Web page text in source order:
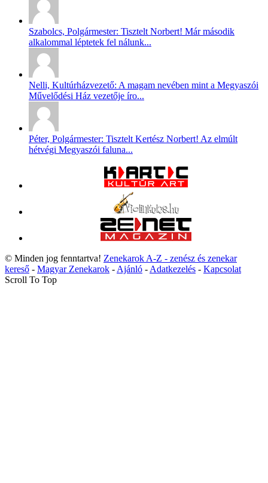
Szabolcs, Polgármester: Tisztelt Norbert! Már második
alkalommal léptetek fel nálunk...
Nelli, Kultúrházvezető: A magam nevében mint a Megyaszói
Művelődési Ház vezetője íro...
Péter, Polgármester: Tisztelt Kertész Norbert! Az elmúlt
hétvégi Megyaszói faluna...
© Minden jog fenntartva! Zenekarok A-Z - zenész és zenekar
kereső - Magyar Zenekarok - Ajánló - Adatkezelés - Kapcsolat
Scroll To Top